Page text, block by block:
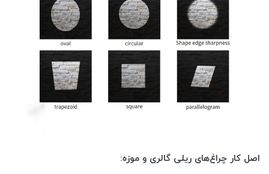
اصل کار چراغ‌های ریلی گالری و موزه: